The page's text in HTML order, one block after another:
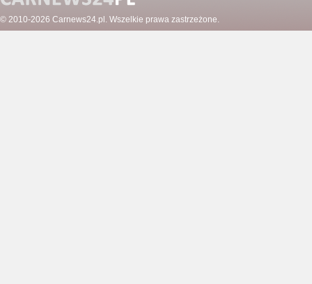
© 2010-2026 Carnews24.pl . Wszelkie prawa zastrzeżone.